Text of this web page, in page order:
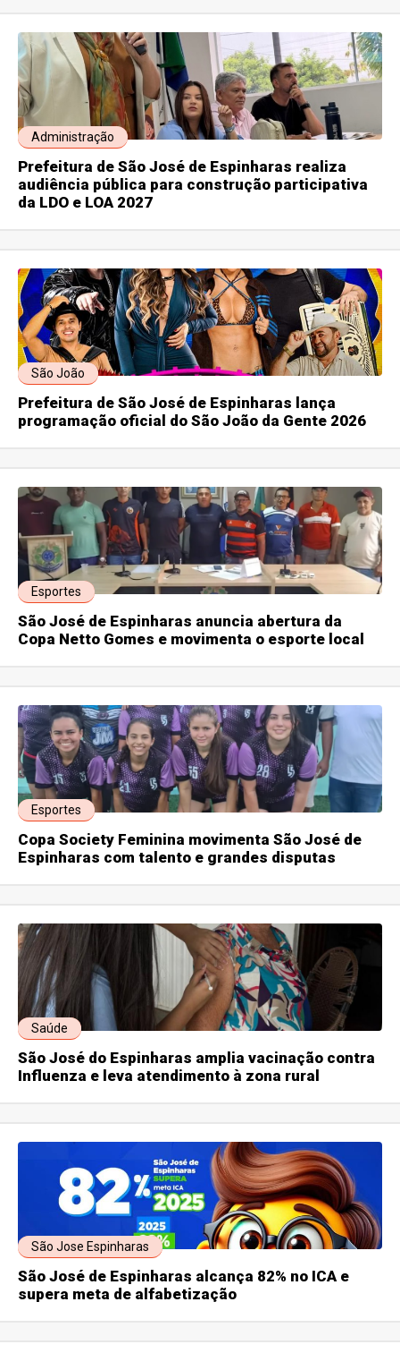
Administração
Prefeitura de São José de Espinharas realiza
audiência pública para construção participativa
da LDO e LOA 2027
São João
Prefeitura de São José de Espinharas lança
programação oficial do São João da Gente 2026
Esportes
São José de Espinharas anuncia abertura da
Copa Netto Gomes e movimenta o esporte local
Esportes
Copa Society Feminina movimenta São José de
Espinharas com talento e grandes disputas
Saúde
São José do Espinharas amplia vacinação contra
Influenza e leva atendimento à zona rural
São Jose Espinharas
São José de Espinharas alcança 82% no ICA e
supera meta de alfabetização